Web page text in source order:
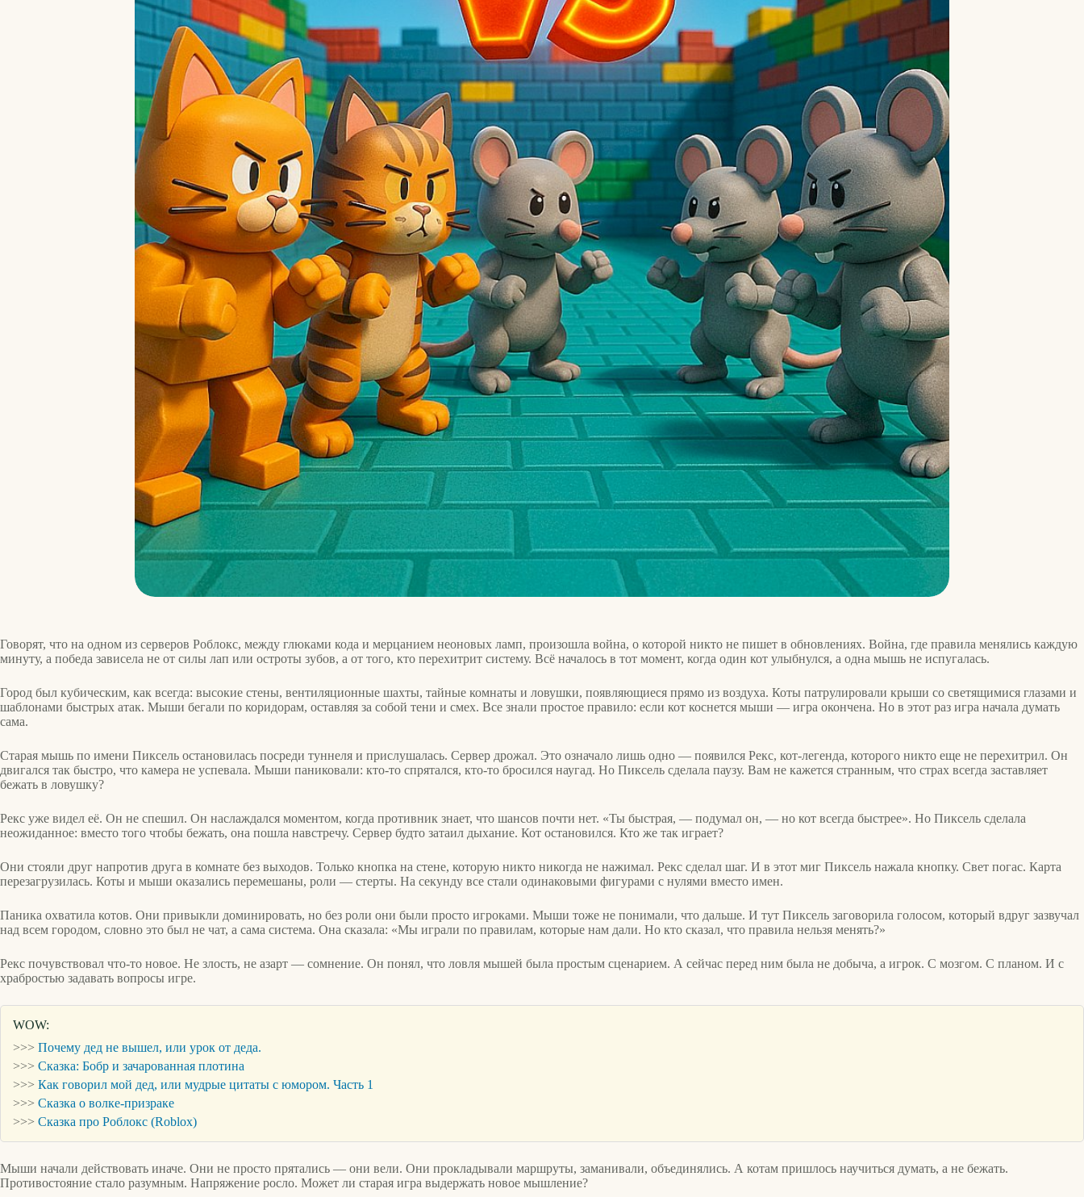
Говорят, что на одном из серверов Роблокс, между глюками кода и мерцанием неоновых ламп, произошла война, о которой никто не пишет в обновлениях. Война, где правила менялись каждую
минуту, а победа зависела не от силы лап или остроты зубов, а от того, кто перехитрит систему. Всё началось в тот момент, когда один кот улыбнулся, а одна мышь не испугалась.
Город был кубическим, как всегда: высокие стены, вентиляционные шахты, тайные комнаты и ловушки, появляющиеся прямо из воздуха. Коты патрулировали крыши со светящимися глазами и
шаблонами быстрых атак. Мыши бегали по коридорам, оставляя за собой тени и смех. Все знали простое правило: если кот коснется мыши — игра окончена. Но в этот раз игра начала думать
сама.
Старая мышь по имени Пиксель остановилась посреди туннеля и прислушалась. Сервер дрожал. Это означало лишь одно — появился Рекс, кот-легенда, которого никто еще не перехитрил. Он
двигался так быстро, что камера не успевала. Мыши паниковали: кто-то спрятался, кто-то бросился наугад. Но Пиксель сделала паузу. Вам не кажется странным, что страх всегда заставляет
бежать в ловушку?
Рекс уже видел её. Он не спешил. Он наслаждался моментом, когда противник знает, что шансов почти нет. «Ты быстрая, — подумал он, — но кот всегда быстрее». Но Пиксель сделала
неожиданное: вместо того чтобы бежать, она пошла навстречу. Сервер будто затаил дыхание. Кот остановился. Кто же так играет?
Они стояли друг напротив друга в комнате без выходов. Только кнопка на стене, которую никто никогда не нажимал. Рекс сделал шаг. И в этот миг Пиксель нажала кнопку. Свет погас. Карта
перезагрузилась. Коты и мыши оказались перемешаны, роли — стерты. На секунду все стали одинаковыми фигурами с нулями вместо имен.
Паника охватила котов. Они привыкли доминировать, но без роли они были просто игроками. Мыши тоже не понимали, что дальше. И тут Пиксель заговорила голосом, который вдруг зазвучал
над всем городом, словно это был не чат, а сама система. Она сказала: «Мы играли по правилам, которые нам дали. Но кто сказал, что правила нельзя менять?»
Рекс почувствовал что-то новое. Не злость, не азарт — сомнение. Он понял, что ловля мышей была простым сценарием. А сейчас перед ним была не добыча, а игрок. С мозгом. С планом. И с
храбростью задавать вопросы игре.
WOW:
>>> Почему дед не вышел, или урок от деда.
>>> Сказка: Бобр и зачарованная плотина
>>> Как говорил мой дед, или мудрые цитаты с юмором. Часть 1
>>> Сказка о волке-призраке
>>> Сказка про Роблокс (Roblox)
Мыши начали действовать иначе. Они не просто прятались — они вели. Они прокладывали маршруты, заманивали, объединялись. А котам пришлось научиться думать, а не бежать.
Противостояние стало разумным. Напряжение росло. Может ли старая игра выдержать новое мышление?